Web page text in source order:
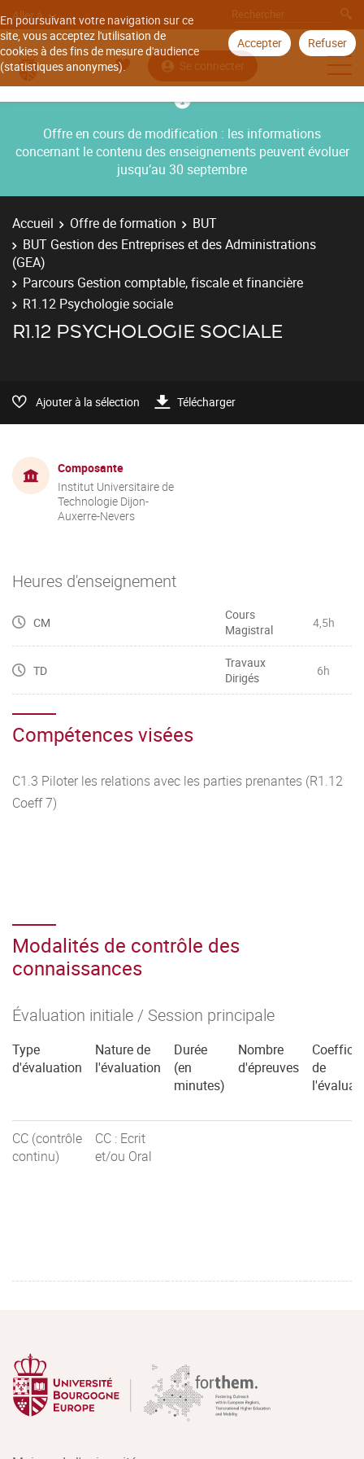
En poursuivant votre navigation sur ce
site, vous acceptez l'utilisation de
cookies à des fins de mesure d'audience
(statistiques anonymes).
Accepter Refuser
Aller à
Se connecter
Offre en cours de modification : les informations
concernant le contenu des enseignements peuvent évoluer
jusqu’au 30 septembre
Accueil Offre de formation
BUT
BUT Gestion des Entreprises et des Administrations
(GEA)
Parcours Gestion comptable, fiscale et financière
R1.12 Psychologie sociale
R1.12 PSYCHOLOGIE SOCIALE
Ajouter à la sélection Télécharger
Composante
Institut Universitaire de
Technologie Dijon-
Auxerre-Nevers
Heures d'enseignement
CM
Cours
Magistral
4,5h
TD
Travaux
Dirigés
6h
Compétences visées
C1.3 Piloter les relations avec les parties prenantes (R1.12
Coeff 7)
Modalités de contrôle des
connaissances
Évaluation initiale / Session principale
Type
d'évaluation
Nature de
l'évaluation
Durée
(en
minutes)
Nombre
d'épreuves
de
CC (contrôle
continu)
CC : Ecrit
et/ou Oral